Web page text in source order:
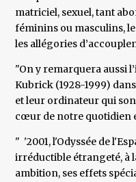
matriciel, sexuel, tant
féminins ou masculins,
les allégories
"On y remarquera aussi
Kubrick (1928-1999)
et leur ordinateur qui
cœur de notre quotidien
" '2001, l'Odyssée de
irréductible étrangeté, à
ambition, ses effets